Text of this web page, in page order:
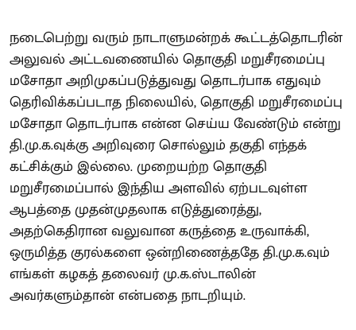
நடைபெற்று வரும் நாடாளுமன்றக் கூட்டத்தொடரின்
அலுவல் அட்டவணையில் தொகுதி மறுசீரமைப்பு
மசோதா அறிமுகப்படுத்துவது தொடர்பாக எதுவும்
தெரிவிக்கப்படாத நிலையில், தொகுதி மறுசீரமைப்பு
மசோதா தொடர்பாக என்ன செய்ய வேண்டும் என்று
தி.மு.க.வுக்கு அறிவுரை சொல்லும் தகுதி எந்தக்
கட்சிக்கும் இல்லை. முறையற்ற தொகுதி
மறுசீரமைப்பால் இந்திய அளவில் ஏற்படவுள்ள
ஆபத்தை முதன்முதலாக எடுத்துரைத்து,
அதற்கெதிரான வலுவான கருத்தை உருவாக்கி,
ஒருமித்த குரல்களை ஒன்றிணைத்ததே தி.மு.க.வும்
எங்கள் கழகத் தலைவர் மு.க.ஸ்டாலின்
அவர்களும்தான் என்பதை நாடறியும்.